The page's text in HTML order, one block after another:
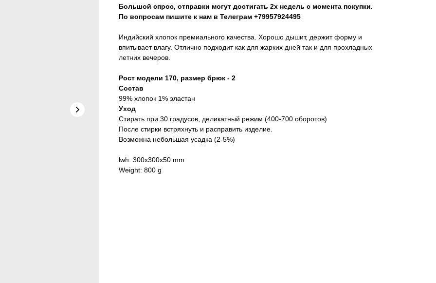
Большой спрос, отправки могут достигать 2х недель с момента покупки.
По вопросам пишите к нам в Телеграм +79957924495
Индийский хлопок премиального качества. Хорошо дышит, держит форму и
впитывает влагу. Отлично подходит как для жарких дней так и для прохладных
летних вечеров.
Рост модели 170, размер брюк - 2
Состав
99% хлопок 1% эластан
Уход
Стирать при 30 градусов, деликатный режим (400-700 оборотов)
После стирки встряхнуть и расправить изделие.
Возможна небольшая усадка (2-5%)
lwh: 300x300x50 mm
Weight: 800 g